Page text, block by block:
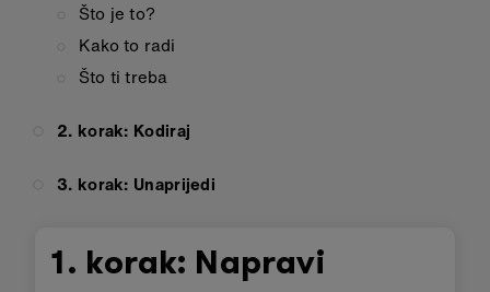
Što je to?
Kako to radi
Što ti treba
2. korak: Kodiraj
3. korak: Unaprijedi
1. korak: Napravi